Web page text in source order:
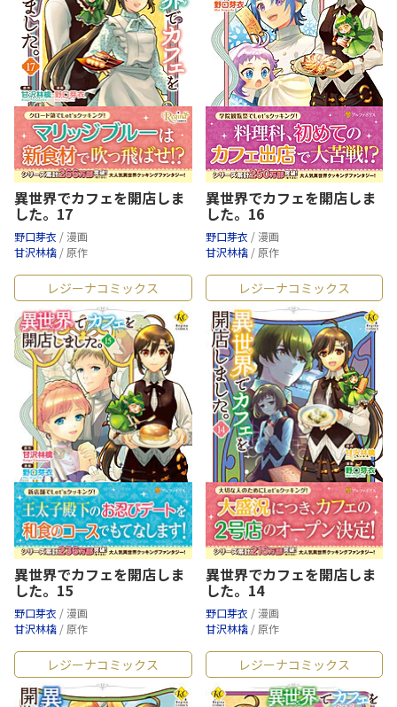
異世界でカフェを開店しま
した。17
野口芽衣 / 漫画
甘沢林檎 / 原作
異世界でカフェを開店しま
した。16
野口芽衣 / 漫画
甘沢林檎 / 原作
レジーナコミックス
異世界でカフェを開店しま
した。15
野口芽衣 / 漫画
甘沢林檎 / 原作
レジーナコミックス
異世界でカフェを開店しま
した。14
野口芽衣 / 漫画
甘沢林檎 / 原作
レジーナコミックス レジーナコミックス